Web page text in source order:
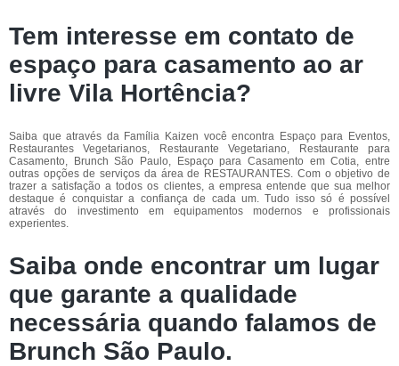
Tem interesse em contato de
espaço para casamento ao ar
livre Vila Hortência?
Saiba que através da Família Kaizen você encontra Espaço para Eventos,
Restaurantes Vegetarianos, Restaurante Vegetariano, Restaurante para
Casamento, Brunch São Paulo, Espaço para Casamento em Cotia, entre
outras opções de serviços da área de RESTAURANTES. Com o objetivo de
trazer a satisfação a todos os clientes, a empresa entende que sua melhor
destaque é conquistar a confiança de cada um. Tudo isso só é possível
através do investimento em equipamentos modernos e profissionais
experientes.
Saiba onde encontrar um lugar
que garante a qualidade
necessária quando falamos de
Brunch São Paulo.